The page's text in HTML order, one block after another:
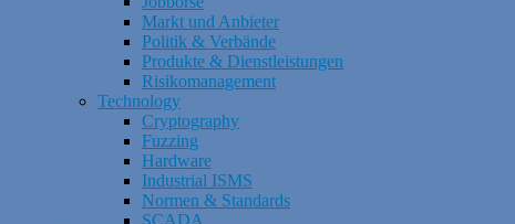
Markt und Anbieter
Politik & Verbände
Produkte & Dienstleistungen
Risikomanagement
Technology
Cryptography
Fuzzing
Hardware
Industrial ISMS
Normen & Standards